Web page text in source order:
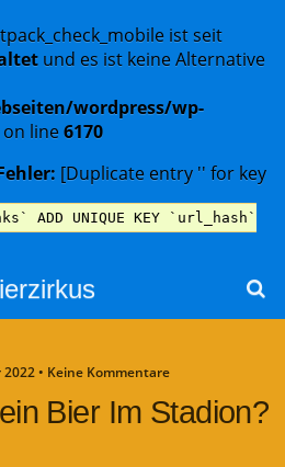
ist seit
und es ist keine Alternative
wordpress/wp-
on line6170
[Duplicate entry '' for key
ADD UNIQUE KEY `url_hash`
2022 • Keine Kommentare
Bier Im Stadion?